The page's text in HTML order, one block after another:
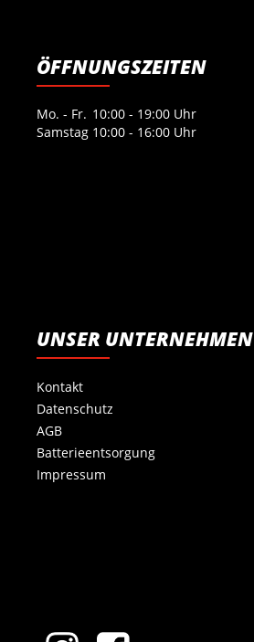
ÖFFNUNGSZEITEN
Mo. - Fr. 10:00 - 19:00 Uhr
Samstag 10:00 - 16:00 Uhr
UNSER UNTERNEHMEN
Kontakt
Datenschutz
AGB
Batterieentsorgung
Impressum